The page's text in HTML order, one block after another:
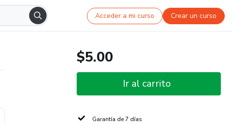
Acceder a mi curso Crear un curso
$5.00
Ir al carrito
Garantía de 7 días